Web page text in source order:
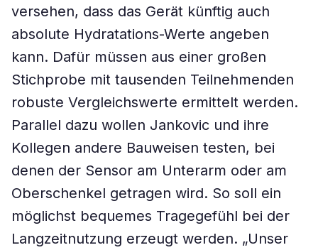
versehen, dass das Gerät künftig auch
absolute Hydratations-Werte angeben
kann. Dafür müssen aus einer großen
Stichprobe mit tausenden Teilnehmenden
robuste Vergleichswerte ermittelt werden.
Parallel dazu wollen Jankovic und ihre
Kollegen andere Bauweisen testen, bei
denen der Sensor am Unterarm oder am
Oberschenkel getragen wird. So soll ein
möglichst bequemes Tragegefühl bei der
Langzeitnutzung erzeugt werden. „Unser